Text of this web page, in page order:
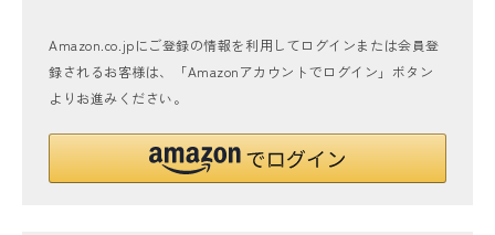
Amazon.co.jpにご登録の情報を利用してログインまたは会員登
録されるお客様は、「Amazonアカウントでログイン」ボタン
よりお進みください。